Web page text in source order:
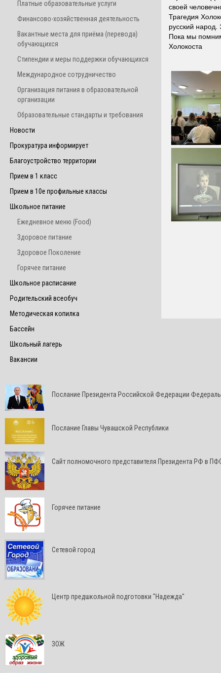
Платные образовательные услуги
Финансово-хозяйственная деятельность
Вакантные места для приёма (перевода)
обучающихся
Стипендии и меры поддержки обучающихся
Международное сотрудничество
Организация питания в образовательной
организации
Образовательные стандарты и требования
Новости
Прокуратура информирует
Благоустройство территории
Прием в 1 класс
Прием в 10е профильные классы
Школьное питание
Ежедневное меню (Food)
Здоровое питание
Здоровое Поколение
Горячее питание
Школьное расписание
Родительский всеобуч
Методическая копилка
Бассейн
Школьный лагерь
Вакансии
своей
Трагедия
русский народ.
Пока мы
Холокоста
Послание Президента Российской Федерации
Послание Главы Чувашской Республики
Cайт полномочного представителя Президента РФ в
Горячее питание
Сетевой город
Центр предшкольной подготовки "Надежда"
ЗОЖ